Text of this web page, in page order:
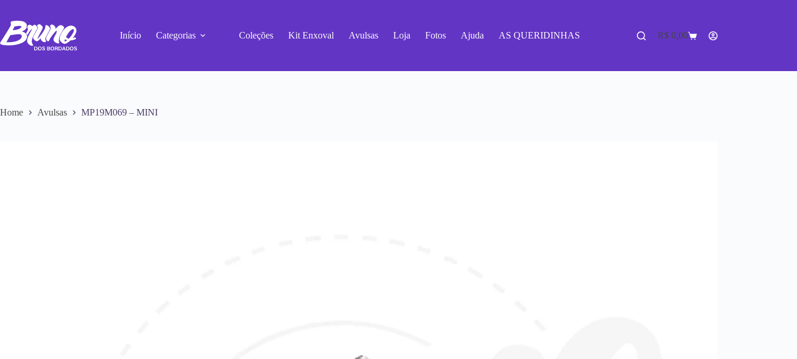
Início Categorias Coleções Kit Enxoval Avulsas Loja Fotos Ajuda AS QUERIDINHAS R$0,00
Home Avulsas MP19M069 – MINI